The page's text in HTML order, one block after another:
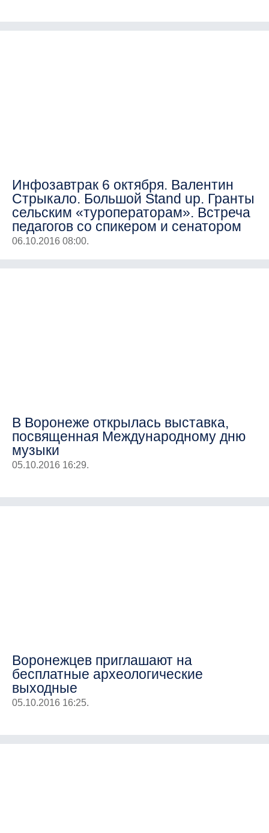
Инфозавтрак 6 октября. Валентин
Стрыкало. Большой Stand up. Гранты
сельским «туроператорам». Встреча
педагогов со спикером и сенатором
06.10.2016 08:00.
В Воронеже открылась выставка,
посвященная Международному дню
музыки
05.10.2016 16:29.
Воронежцев приглашают на
бесплатные археологические
выходные
05.10.2016 16:25.